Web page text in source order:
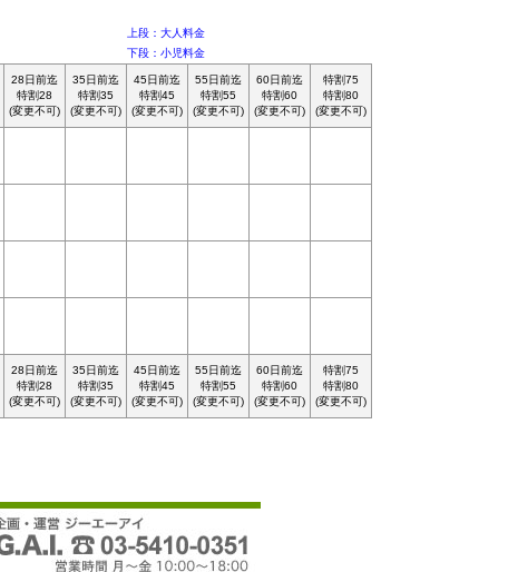
上段：大人料金
下段：小児料金
28日前迄
特割28
(変更不可)
35日前迄
特割35
(変更不可)
45日前迄
特割45
(変更不可)
55日前迄
特割55
(変更不可)
60日前迄
特割60
(変更不可)
特割75
特割80
(変更不可)
28日前迄
特割28
(変更不可)
35日前迄
特割35
(変更不可)
45日前迄
特割45
(変更不可)
55日前迄
特割55
(変更不可)
60日前迄
特割60
(変更不可)
特割75
特割80
(変更不可)